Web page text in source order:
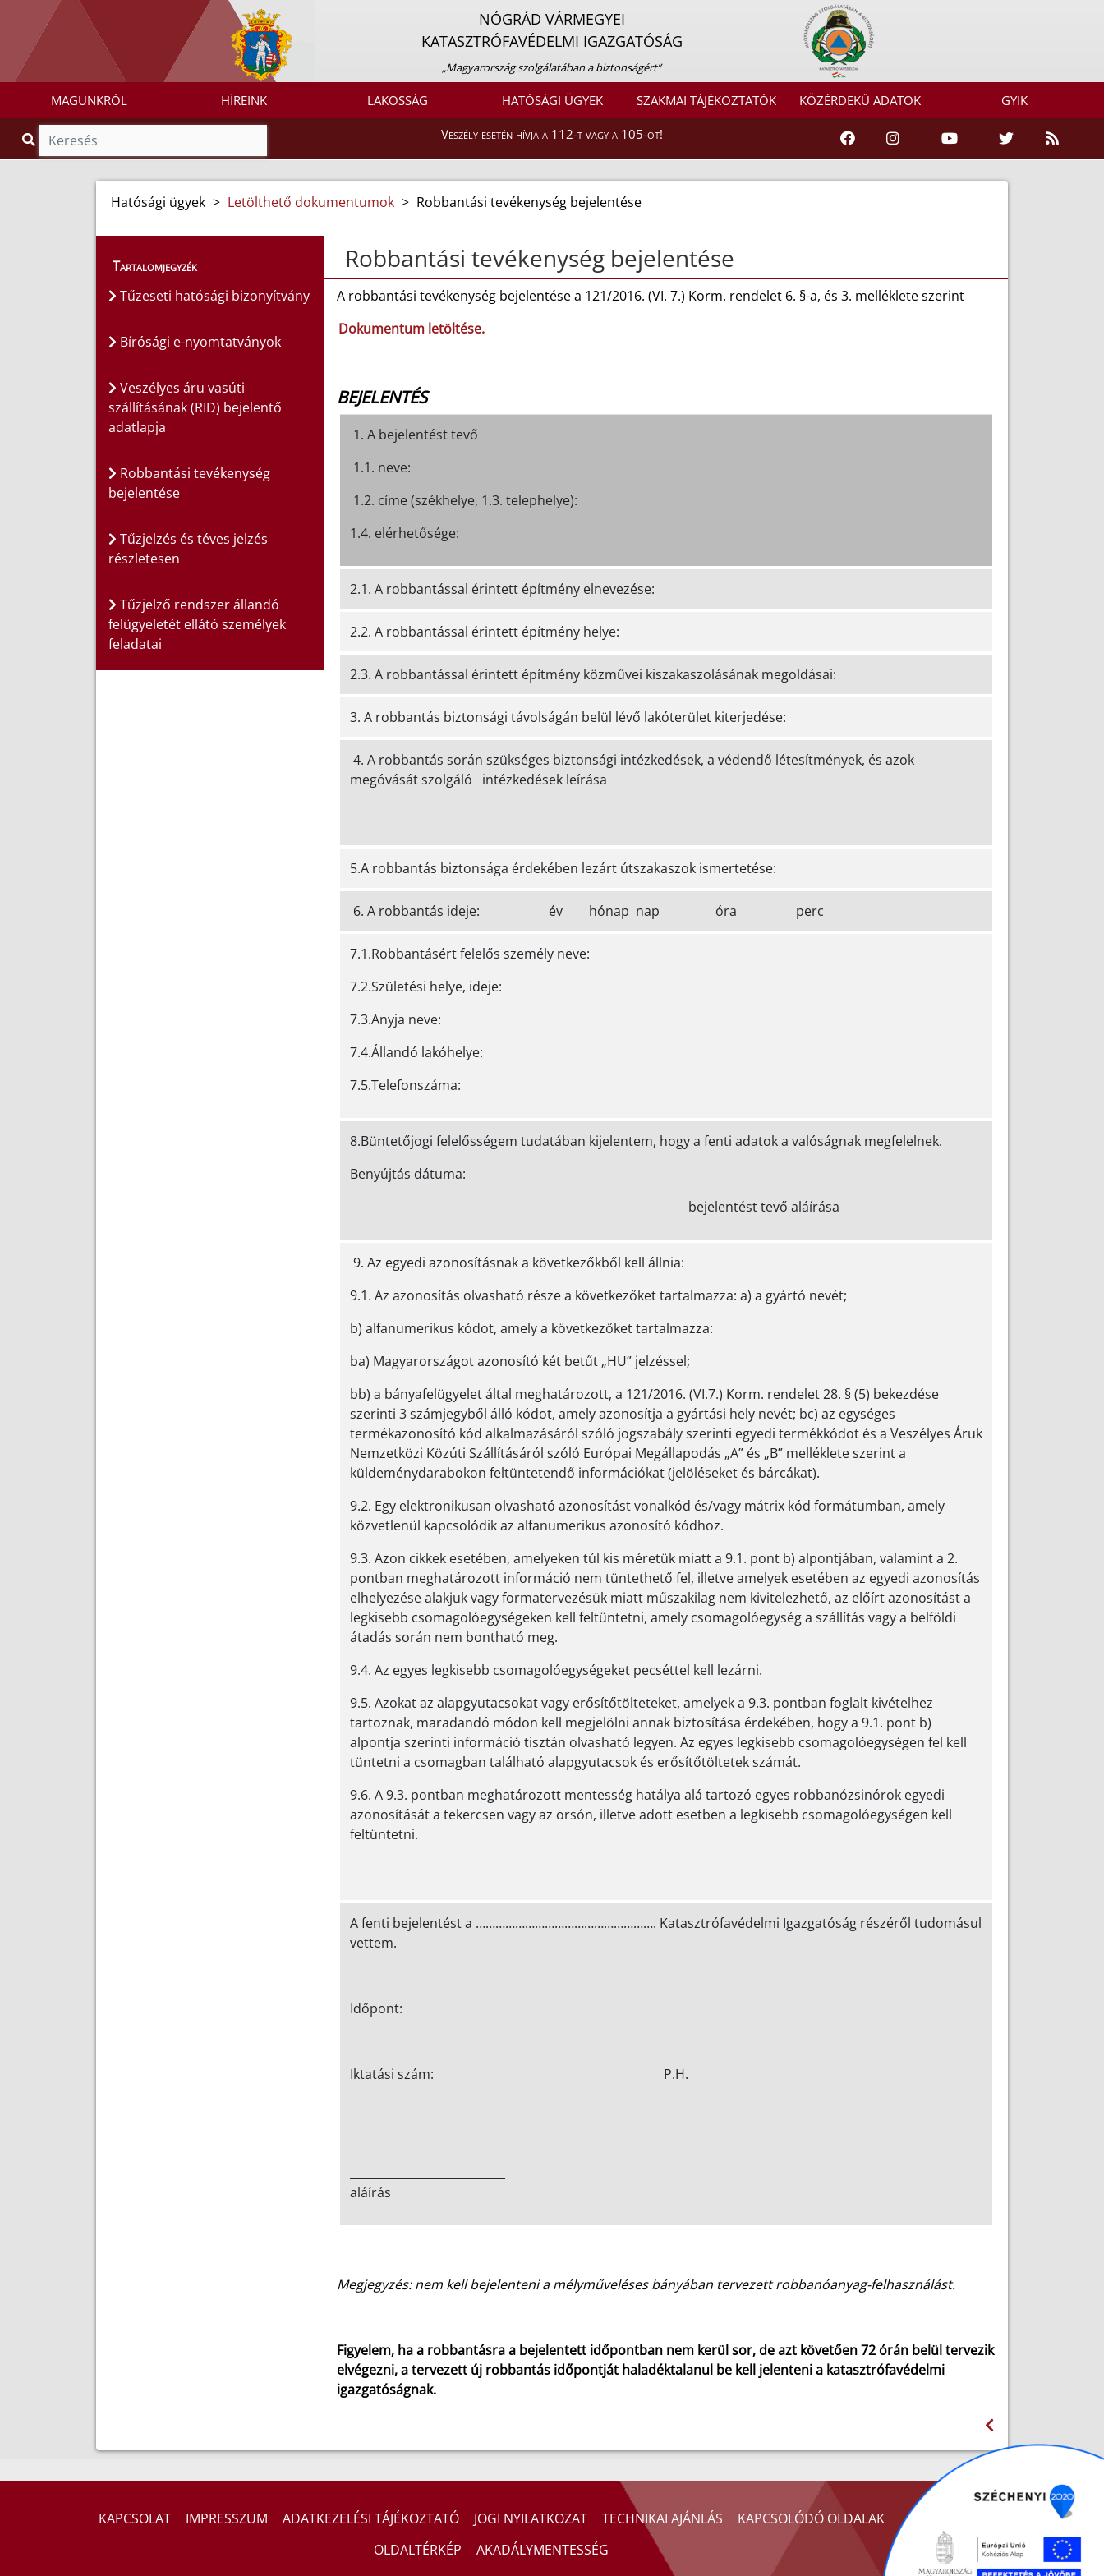
NÓGRÁD VÁRMEGYEI
KATASZTRÓFAVÉDELMI IGAZGATÓSÁG
„Magyarország szolgálatában a biztonságért”
MAGUNKRÓL HÍREINK LAKOSSÁG HATÓSÁGI ÜGYEK SZAKMAI TÁJÉKOZTATÓK KÖZÉRDEKŰ ADATOK GYIK
Veszély esetén hívja a 112-t vagy a 105-öt!
Hatósági ügyek > Letölthető dokumentumok > Robbantási tevékenység bejelentése
Tartalomjegyzék
Tűzeseti hatósági bizonyítvány
Bírósági e-nyomtatványok
Veszélyes áru vasúti
szállításának (RID) bejelentő
adatlapja
Robbantási tevékenység
bejelentése
Tűzjelzés és téves jelzés
részletesen
Tűzjelző rendszer állandó
felügyeletét ellátó személyek
feladatai
Robbantási tevékenység bejelentése
A robbantási tevékenység bejelentése a 121/2016. (VI. 7.) Korm. rendelet 6. §-a, és 3. melléklete szerint
Dokumentum letöltése.
BEJELENTÉS
1. A bejelentést tevő
1.1. neve:
1.2. címe (székhelye, 1.3. telephelye):
1.4. elérhetősége:
2.1. A robbantással érintett építmény elnevezése:
2.2. A robbantással érintett építmény helye:
2.3. A robbantással érintett építmény közművei kiszakaszolásának megoldásai:
3. A robbantás biztonsági távolságán belül lévő lakóterület kiterjedése:
4. A robbantás során szükséges biztonsági intézkedések, a védendő létesítmények, és azok
megóvását szolgáló intézkedések leírása
5.A robbantás biztonsága érdekében lezárt útszakaszok ismertetése:
6. A robbantás ideje: év hónap nap óra perc
7.1.Robbantásért felelős személy neve:
7.2.Születési helye, ideje:
7.3.Anyja neve:
7.4.Állandó lakóhelye:
7.5.Telefonszáma:
8.Büntetőjogi felelősségem tudatában kijelentem, hogy a fenti adatok a valóságnak megfelelnek.
Benyújtás dátuma:
bejelentést tevő aláírása
9. Az egyedi azonosításnak a következőkből kell állnia:
9.1. Az azonosítás olvasható része a következőket tartalmazza: a) a gyártó nevét;
b) alfanumerikus kódot, amely a következőket tartalmazza:
ba) Magyarországot azonosító két betűt „HU” jelzéssel;
bb) a bányafelügyelet által meghatározott, a 121/2016. (VI.7.) Korm. rendelet 28. § (5) bekezdése
szerinti 3 számjegyből álló kódot, amely azonosítja a gyártási hely nevét; bc) az egységes
termékazonosító kód alkalmazásáról szóló jogszabály szerinti egyedi termékkódot és a Veszélyes Áruk
Nemzetközi Közúti Szállításáról szóló Európai Megállapodás „A” és „B” melléklete szerint a
küldeménydarabokon feltüntetendő információkat (jelöléseket és bárcákat).
9.2. Egy elektronikusan olvasható azonosítást vonalkód és/vagy mátrix kód formátumban, amely
közvetlenül kapcsolódik az alfanumerikus azonosító kódhoz.
9.3. Azon cikkek esetében, amelyeken túl kis méretük miatt a 9.1. pont b) alpontjában, valamint a 2.
pontban meghatározott információ nem tüntethető fel, illetve amelyek esetében az egyedi azonosítás
elhelyezése alakjuk vagy formatervezésük miatt műszakilag nem kivitelezhető, az előírt azonosítást a
legkisebb csomagolóegységeken kell feltüntetni, amely csomagolóegység a szállítás vagy a belföldi
átadás során nem bontható meg.
9.4. Az egyes legkisebb csomagolóegységeket pecséttel kell lezárni.
9.5. Azokat az alapgyutacsokat vagy erősítőtölteteket, amelyek a 9.3. pontban foglalt kivételhez
tartoznak, maradandó módon kell megjelölni annak biztosítása érdekében, hogy a 9.1. pont b)
alpontja szerinti információ tisztán olvasható legyen. Az egyes legkisebb csomagolóegységen fel kell
tüntetni a csomagban található alapgyutacsok és erősítőtöltetek számát.
9.6. A 9.3. pontban meghatározott mentesség hatálya alá tartozó egyes robbanózsinórok egyedi
azonosítását a tekercsen vagy az orsón, illetve adott esetben a legkisebb csomagolóegységen kell
feltüntetni.
A fenti bejelentést a ………………………………………………. Katasztrófavédelmi Igazgatóság részéről tudomásul
vettem.
Időpont:
Iktatási szám: P.H.
aláírás
Megjegyzés: nem kell bejelenteni a mélyműveléses bányában tervezett robbanóanyag-felhasználást.
Figyelem, ha a robbantásra a bejelentett időpontban nem kerül sor, de azt követően 72 órán belül tervezik
elvégezni, a tervezett új robbantás időpontját haladéktalanul be kell jelenteni a katasztrófavédelmi
igazgatóságnak.
KAPCSOLAT IMPRESSZUM ADATKEZELÉSI TÁJÉKOZTATÓ JOGI NYILATKOZAT TECHNIKAI AJÁNLÁS
KAPCSOLÓDÓ OLDALAK
OLDALTÉRKÉP
AKADÁLYMENTESSÉG